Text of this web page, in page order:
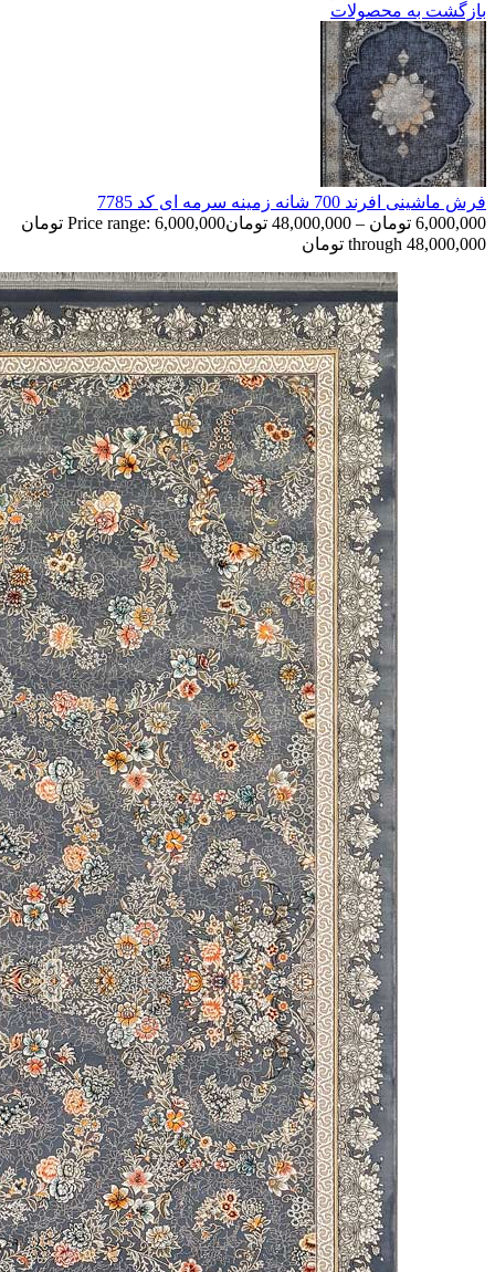
بازگشت به محصولات
فرش ماشینی افرند 700 شانه زمینه سرمه‌ ای کد 7785
6,000,000 تومان –
48,000,000 تومان
Price range: 6,000,000 تومان
through 48,000,000 تومان